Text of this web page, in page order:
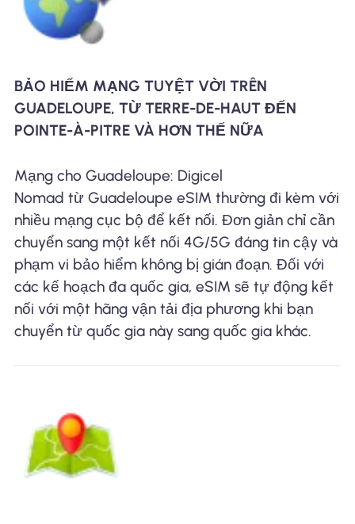
BẢO HIỂM MẠNG TUYỆT VỜI TRÊN
GUADELOUPE, TỪ TERRE-DE-HAUT ĐẾN
POINTE-À-PITRE VÀ HƠN THẾ NỮA
Mạng cho Guadeloupe: Digicel
Nomad từ Guadeloupe eSIM thường đi kèm với
nhiều mạng cục bộ để kết nối. Đơn giản chỉ cần
chuyển sang một kết nối 4G/5G đáng tin cậy và
phạm vi bảo hiểm không bị gián đoạn. Đối với
các kế hoạch đa quốc gia, eSIM sẽ tự động kết
nối với một hãng vận tải địa phương khi bạn
chuyển từ quốc gia này sang quốc gia khác.